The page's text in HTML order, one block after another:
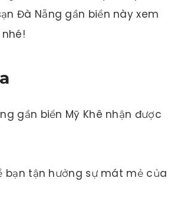
Đà Nẵng gần biển này xem
gần biển Mỹ Khê nhận được
bạn tận hưởng sự mát mẻ của